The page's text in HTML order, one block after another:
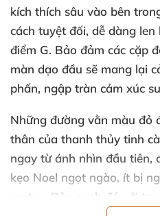
kích thích sâu vào bên
cách tuyệt đối, dễ dàng len
điểm G. Bảo đảm các cặp
màn dạo đầu sẽ mang lại
phấn, ngập tràn cảm xúc
Những đường vằn màu đỏ
thân của thanh thủy tinh
ngay từ ánh nhìn đầu tiên,
kẹo Noel ngọt ngào, ít bị
sextoy
Bên cạnh đó với